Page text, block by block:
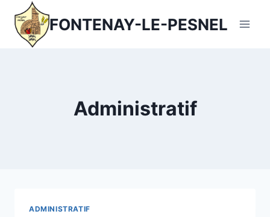
contenu
FONTENAY-LE-PESNEL
Administratif
ADMINISTRATIF